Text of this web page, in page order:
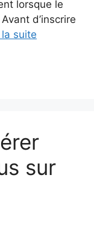
lorsque le
d’inscrire
suite
sur